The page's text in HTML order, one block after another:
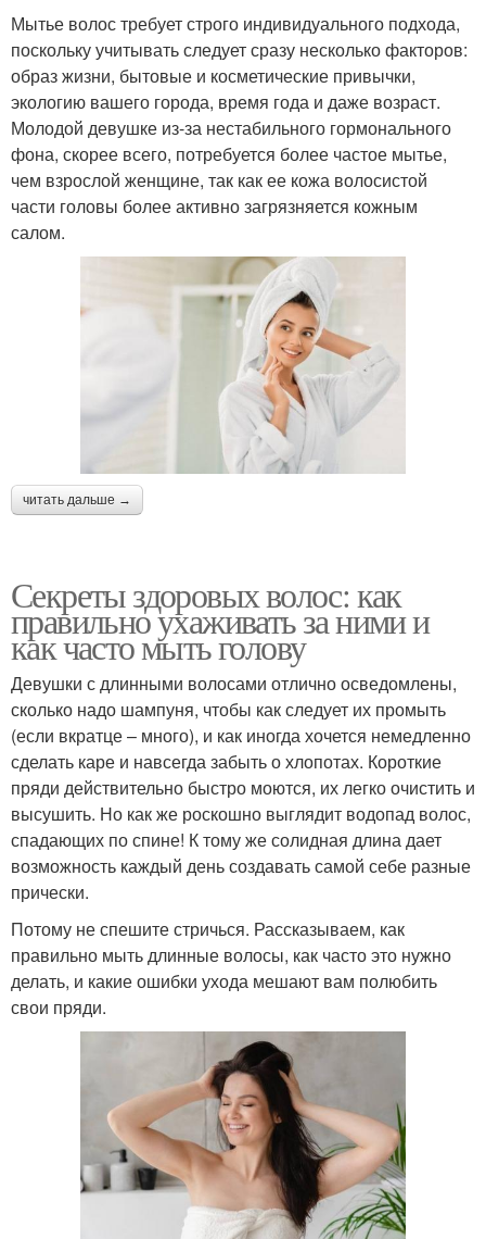
Мытье волос требует строго индивидуального подхода,
поскольку учитывать следует сразу несколько факторов:
образ жизни, бытовые и косметические привычки,
экологию вашего города, время года и даже возраст.
Молодой девушке из-за нестабильного гормонального
фона, скорее всего, потребуется более частое мытье,
чем взрослой женщине, так как ее кожа волосистой
части головы более активно загрязняется кожным
салом.
читать дальше →
Секреты здоровых волос: как
правильно ухаживать за ними и
как часто мыть голову
Девушки с длинными волосами отлично осведомлены,
сколько надо шампуня, чтобы как следует их промыть
(если вкратце – много), и как иногда хочется немедленно
сделать каре и навсегда забыть о хлопотах. Короткие
пряди действительно быстро моются, их легко очистить и
высушить. Но как же роскошно выглядит водопад волос,
спадающих по спине! К тому же солидная длина дает
возможность каждый день создавать самой себе разные
прически.
Потому не спешите стричься. Рассказываем, как
правильно мыть длинные волосы, как часто это нужно
делать, и какие ошибки ухода мешают вам полюбить
свои пряди.